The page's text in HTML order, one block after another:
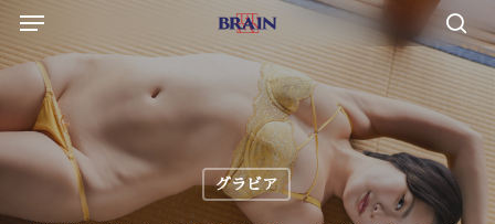
Skip
main
content
Menu
グラビア